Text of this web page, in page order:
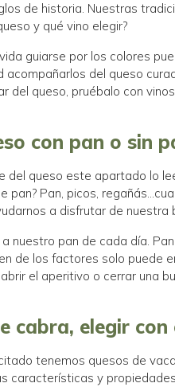
de historia. Nuestras
y qué vino elegir?
guiarse por los colores
acompañarlos del queso
del queso, pruébalo con
con pan o sin
del queso este apartado lo
pan? Pan, picos,
a disfrutar de nuestra
a nuestro pan de cada día.
de los factores solo puede
el aperitivo o cerrar una
cabra, elegir
tenemos quesos de
características y